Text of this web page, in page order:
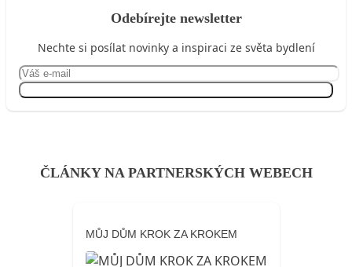
Odebírejte newsletter
Nechte si posílat novinky a inspiraci ze světa bydlení
ČLÁNKY NA PARTNERSKÝCH WEBECH
MŮJ DŮM KROK ZA KROKEM